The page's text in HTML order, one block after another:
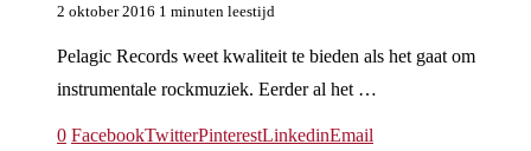
2 oktober 2016 1 minuten leestijd
Pelagic Records weet kwaliteit te bieden als het gaat om
instrumentale rockmuziek. Eerder al het …
0 FacebookTwitterPinterestLinkedinEmail